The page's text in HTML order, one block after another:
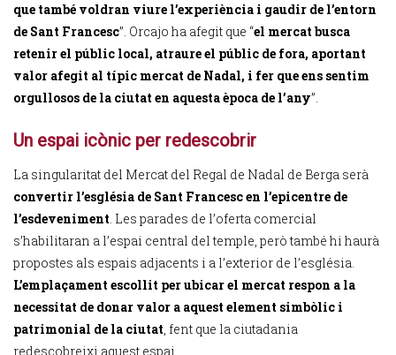
que també voldran viure l’experiència i gaudir de l’entorn
de Sant Francesc”. Orcajo ha afegit que “el mercat busca
retenir el públic local, atraure el públic de fora, aportant
valor afegit al típic mercat de Nadal, i fer que ens sentim
orgullosos de la ciutat en aquesta època de l’any”.
Un espai icònic per redescobrir
La singularitat del Mercat del Regal de Nadal de Berga serà
convertir l’església de Sant Francesc en l’epicentre de
l’esdeveniment. Les parades de l’oferta comercial
s’habilitaran a l’espai central del temple, però també hi haurà
propostes als espais adjacents i a l’exterior de l’església.
L’emplaçament escollit per ubicar el mercat respon a la
necessitat de donar valor a aquest element simbòlic i
patrimonial de la ciutat, fent que la ciutadania
redescobreixi aquest espai.